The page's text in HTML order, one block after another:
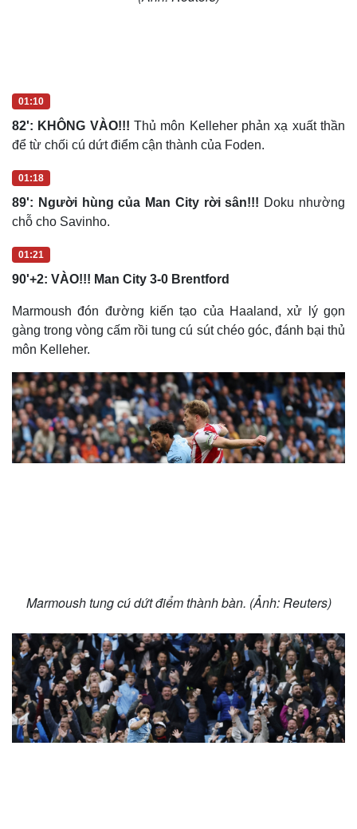
01:10
82': KHÔNG VÀO!!! Thủ môn Kelleher phản xạ xuất thần
để từ chối cú dứt điểm cận thành của Foden.
01:18
89': Người hùng của Man City rời sân!!! Doku nhường
chỗ cho Savinho.
01:21
90'+2: VÀO!!! Man City 3-0 Brentford
Marmoush đón đường kiến tạo của Haaland, xử lý gọn
gàng trong vòng cấm rồi tung cú sút chéo góc, đánh bại thủ
môn Kelleher.
Marmoush tung cú dứt điểm thành bàn. (Ảnh: Reuters)